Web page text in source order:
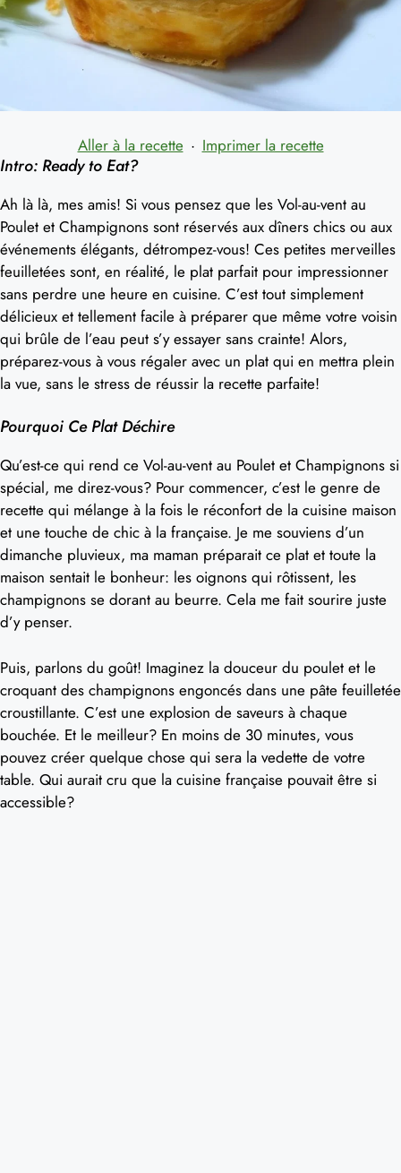
Aller à la recette · Imprimer la recette
Intro: Ready to Eat?
Ah là là, mes amis! Si vous pensez que les Vol-au-vent au
Poulet et Champignons sont réservés aux dîners chics ou aux
événements élégants, détrompez-vous! Ces petites merveilles
feuilletées sont, en réalité, le plat parfait pour impressionner
sans perdre une heure en cuisine. C’est tout simplement
délicieux et tellement facile à préparer que même votre voisin
qui brûle de l’eau peut s’y essayer sans crainte! Alors,
préparez-vous à vous régaler avec un plat qui en mettra plein
la vue, sans le stress de réussir la recette parfaite!
Pourquoi Ce Plat Déchire
Qu’est-ce qui rend ce Vol-au-vent au Poulet et Champignons si
spécial, me direz-vous? Pour commencer, c’est le genre de
recette qui mélange à la fois le réconfort de la cuisine maison
et une touche de chic à la française. Je me souviens d’un
dimanche pluvieux, ma maman préparait ce plat et toute la
maison sentait le bonheur: les oignons qui rôtissent, les
champignons se dorant au beurre. Cela me fait sourire juste
d’y penser.
Puis, parlons du goût! Imaginez la douceur du poulet et le
croquant des champignons engoncés dans une pâte feuilletée
croustillante. C’est une explosion de saveurs à chaque
bouchée. Et le meilleur? En moins de 30 minutes, vous
pouvez créer quelque chose qui sera la vedette de votre
table. Qui aurait cru que la cuisine française pouvait être si
accessible?